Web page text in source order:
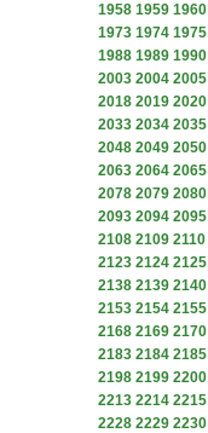
1958 1959 1960
1973 1974 1975
1988 1989 1990
2003 2004 2005
2018 2019 2020
2033 2034 2035
2048 2049 2050
2063 2064 2065
2078 2079 2080
2093 2094 2095
2108 2109 2110
2123 2124 2125
2138 2139 2140
2153 2154 2155
2168 2169 2170
2183 2184 2185
2198 2199 2200
2213 2214 2215
2228 2229 2230